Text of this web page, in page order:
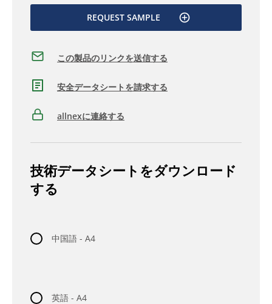
REQUEST SAMPLE
この製品のリンクを送信する
安全データシートを請求する
allnexに連絡する
技術データシートをダウンロード
する
中国語 - A4
英語 - A4